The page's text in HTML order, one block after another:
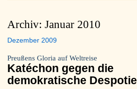
Archiv: Januar 2010
Dezember 2009
Preußens Gloria auf Weltreise
Katéchon gegen die
demokratische Despotie